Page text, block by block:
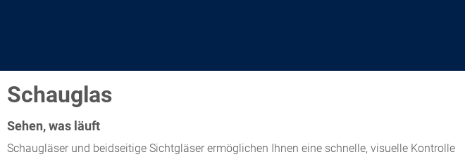
Schauglas
Sehen, was läuft
Schaugläser und beidseitige Sichtgläser ermöglichen Ihnen eine schnelle, visuelle Kontrolle